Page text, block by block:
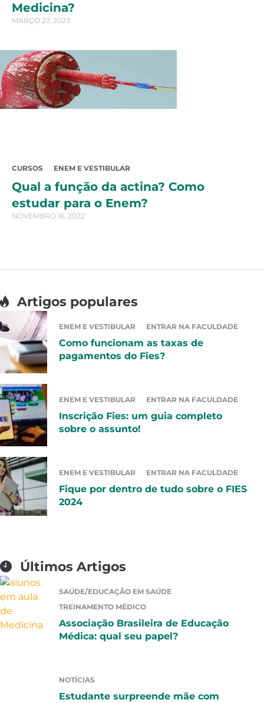
Medicina?
MARÇO 27, 2023
CURSOS ENEM E VESTIBULAR
Qual a função da actina? Como
estudar para o Enem?
NOVEMBRO 16, 2022
Artigos populares
ENEM E VESTIBULAR ENTRAR NA FACULDADE
Como funcionam as taxas de
pagamentos do Fies?
ENEM E VESTIBULAR ENTRAR NA FACULDADE
Inscrição Fies: um guia completo
sobre o assunto!
ENEM E VESTIBULAR ENTRAR NA FACULDADE
Fique por dentro de tudo sobre o FIES
2024
Últimos Artigos
SAÚDE/EDUCAÇÃO EM SAÚDE
TREINAMENTO MÉDICO
Associação Brasileira de Educação
Médica: qual seu papel?
NOTÍCIAS
Estudante surpreende mãe com